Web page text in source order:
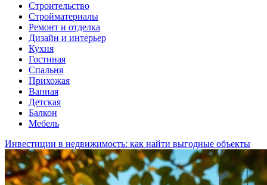
Строительство
Стройматериалы
Ремонт и отделка
Дизайн и интерьер
Кухня
Гостиная
Спальня
Прихожая
Ванная
Детская
Балкон
Мебель
Инвестиции в недвижимость: как найти выгодные объекты